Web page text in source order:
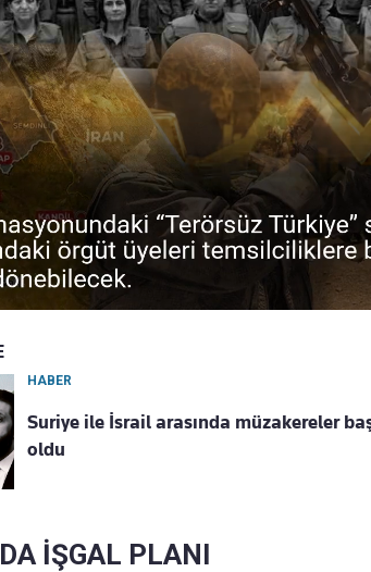
HABER
Suriye ile İsrail arasında müzakereler
oldu
İŞGAL PLANI